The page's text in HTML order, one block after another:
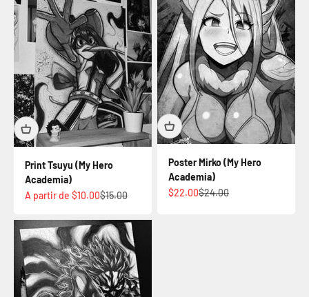
Print Tsuyu (My Hero
Academia)
Prix de vente
A partir de $10.00Prix normal
$15.00
Poster Mirko (My Hero
Academia)
Prix de vente
$22.00Prix normal
$24.00